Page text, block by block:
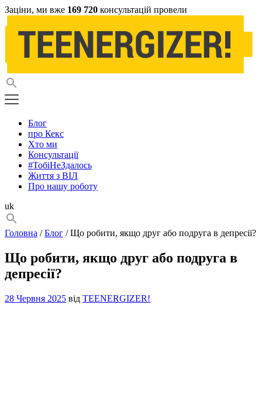
Заціни, ми вже 169 720 консультацій провели
Блог
про Кекс
Хто ми
Консультації
#ТобіНеЗдалось
Життя з ВІЛ
Про нашу роботу
uk
Головна /Блог / Що робити, якщо друг або подруга в депресії?
Що робити, якщо друг або подруга в
депресії?
28 Червня 2025 від TEENERGIZER!